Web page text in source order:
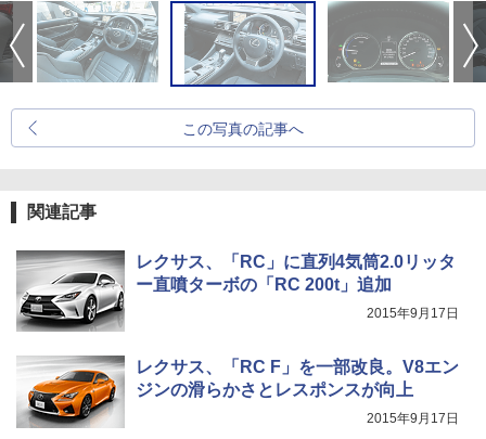
この写真の記事へ
関連記事
レクサス、「RC」に直列4気筒2.0リッタ
ー直噴ターボの「RC 200t」追加
2015年9月17日
レクサス、「RC F」を一部改良。V8エン
ジンの滑らかさとレスポンスが向上
2015年9月17日